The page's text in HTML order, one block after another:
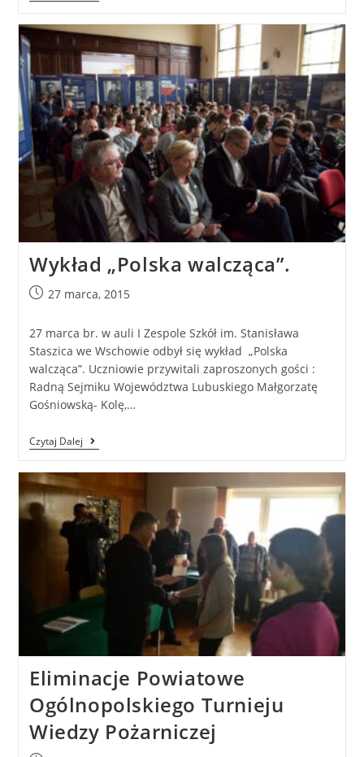
Wykład „Polska walcząca”.
27 marca, 2015
27 marca br. w auli I Zespole Szkół im. Stanisława
Staszica we Wschowie odbył się wykład „Polska
walcząca”. Uczniowie przywitali zaproszonych gości :
Radną Sejmiku Województwa Lubuskiego Małgorzatę
Gośniowską- Kolę,…
Czytaj Dalej
Eliminacje Powiatowe
Ogólnopolskiego Turnieju
Wiedzy Pożarniczej